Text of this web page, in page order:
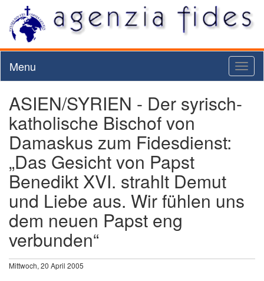
Menu
ASIEN/SYRIEN - Der syrisch-
katholische Bischof von
Damaskus zum Fidesdienst:
„Das Gesicht von Papst
Benedikt XVI. strahlt Demut
und Liebe aus. Wir fühlen uns
dem neuen Papst eng
verbunden“
Mittwoch, 20 April 2005